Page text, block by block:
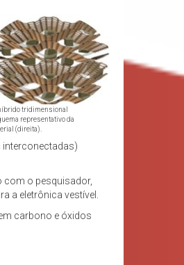
tridimensional
representativo da
(direita).
interconectadas)
com o pesquisador,
a eletrônica vestível.
carbono e óxidos